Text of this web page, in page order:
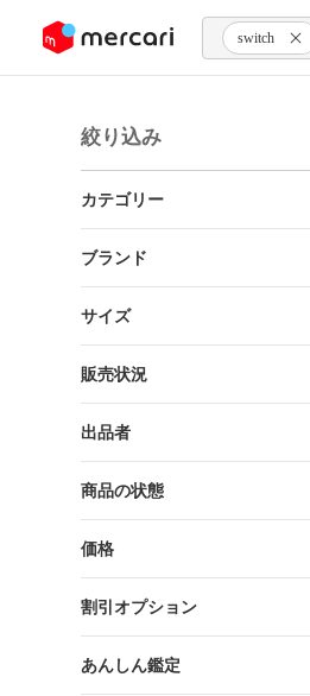
ツにスキップ switch
絞り込み
カテゴリー
ブランド
サイズ
販売状況
出品者
商品の状態
価格
割引オプション
あんしん鑑定